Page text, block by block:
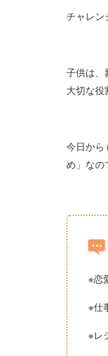
チャレン
子供は、
大切な役
今日から
め」なの
※恋
※仕
※レ